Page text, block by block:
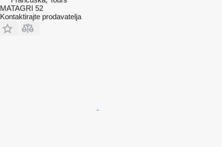
MATAGRI 52
Kontaktirajte prodavatelja